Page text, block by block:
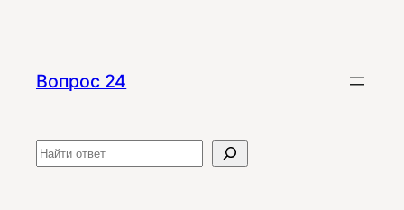
содержимому
Вопрос 24
Поиск